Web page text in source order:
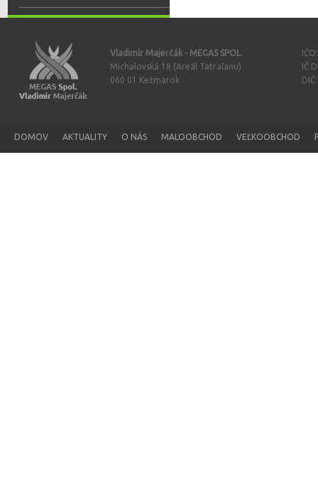
Vladimír Majerčák - MEGAS SPOL.
Michalovská 18 (Areál Tatraľanu)
060 01 Kežmarok
IČ
DOMOV AKTUALITY O NÁS MALOOBCHOD VEĽKOOBCHOD